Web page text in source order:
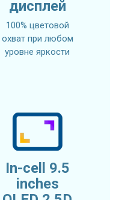
дисплей
100% цветовой
охват при любом
уровне яркости
In-cell 9.5
inches